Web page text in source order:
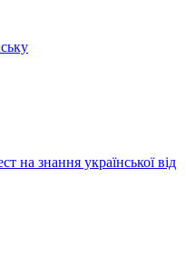
на знання української від